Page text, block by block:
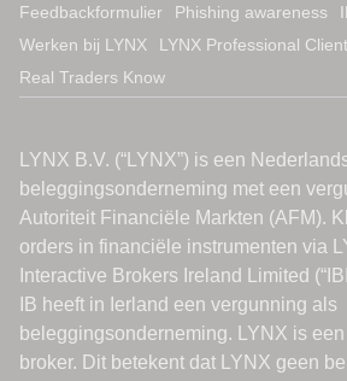
Feedbackformulier
Phishing awareness
Werken bij LYNX
LYNX Professional
Real Traders Know